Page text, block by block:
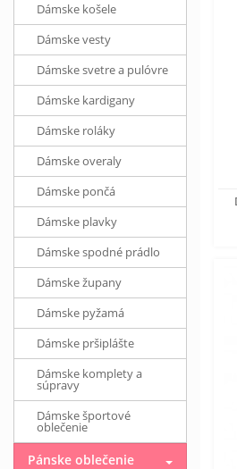
Dámske košele
Dámske vesty
Dámske svetre a pulóvre
Dámske kardigany
Dámske roláky
Dámske overaly
Dámske pončá
Dámske plavky
Dámske spodné prádlo
Dámske župany
Dámske pyžamá
Dámske pršiplášte
Dámske komplety a
súpravy
Dámske športové
oblečenie
Pánske oblečenie